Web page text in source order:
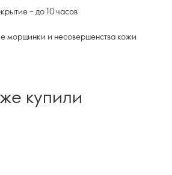
– до 10 часов
морщинки и несовершенства кожи
купили